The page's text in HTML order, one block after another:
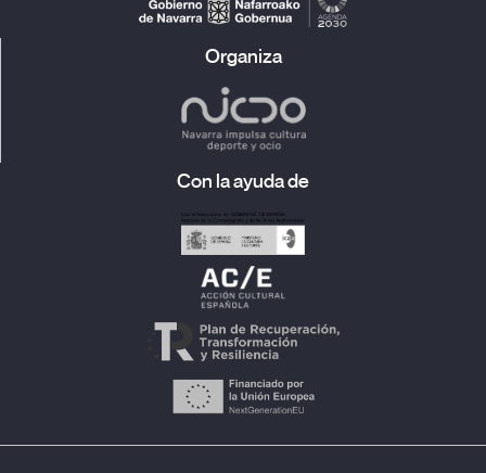
personal mediante la utilización de recursos como la
perspectiva en primera persona, o la autoficción, y llevan
inherentes recursos metalingüísticos para evidenciar el
audiovisual en Tabakalera, Centro Internacional de Cultura
Contemporánea, y como ayudante de realización en RTVE
Organiza
Con la ayuda de